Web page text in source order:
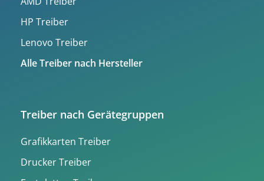
HP Treiber
Lenovo Treiber
Alle Treiber nach Hersteller
Treiber nach Gerätegruppen
Grafikkarten Treiber
Drucker Treiber